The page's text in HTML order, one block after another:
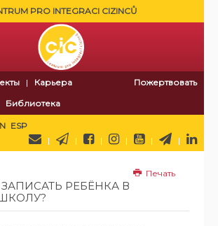
PRO INTEGRACI CIZINCŮ
Карьера
Библиотека
Пожертвовать
ESP
Печать
РЕБЁНКА В